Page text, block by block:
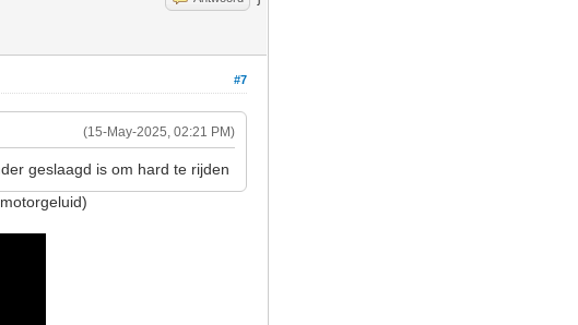
#7
(15-May-2025, 02:21 PM)
geslaagd is om hard te rijden